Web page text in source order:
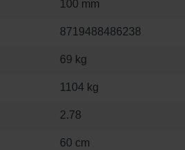
100 mm
8719488486238
69 kg
1104 kg
2.78
60 cm